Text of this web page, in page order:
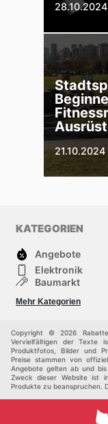
28.10.2024
21.10.2024
KATEGORIEN
Angebote
Elektronik
Baumarkt
Mehr Kategorien
Copyright © 2026
Vervielfältigen der Texte
Produktfotos, Bilder und
Preise stammen von
Angebote gelten ab und
Zweck dieser Website ist
Produkte zu beanspruchen.